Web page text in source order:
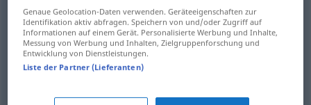
тяжёлый,-ёл -ела schwerfälligStil
тяжеловесный, -ен schwerfällig
Genaue Geolocation-Daten verwenden. Geräteeigenschaften zur
Identifikation aktiv abfragen. Speichern von und/oder Zugriff auf
Informationen auf einem Gerät. Personalisierte Werbung und Inhalte,
Messung von Werbung und Inhalten, Zielgruppenforschung und
Entwicklung von Dienstleistungen.
Liste der Partner (Lieferanten)